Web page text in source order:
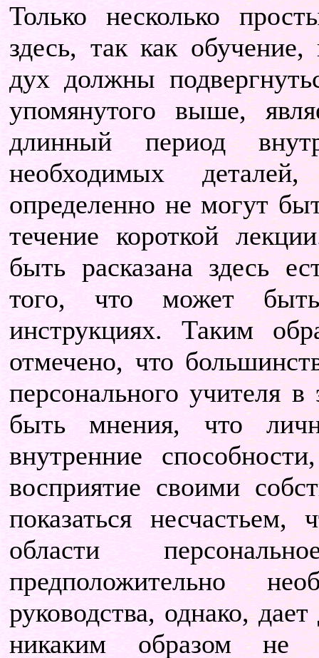
Только несколько
здесь, так как
дух должны
упомянутого выше,
длинный период
необходимых
определенно не могут
течение короткой
быть расказана здесь
того, что может
инструкциях. Таким
отмечено, что
персонального учителя
быть мнения, что
внутренние
восприятие своими
показаться
области
предположительно
руководства, однако,
никаким образом не